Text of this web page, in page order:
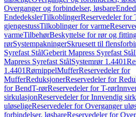
Overganger og forbindelser, løsbare
EndedekslerTilkoblingerReservedeler for
gjengestussTilkoblinger for varme
varmeTilbehørBeskyttelse for rør og
rørSystempakningerSkruesett til
Syrefast StålGeberit Mapress Syrefast Stål
Mapress Syrefast StålSystemrør 1.4401
1.4401RørnippelMufferReservedeler for
MufferReduksjonerReservedeler for
for BendT-rørReservedeler for T-rør
sirkulasjonReservedeler for Innvendig
uløseligeReservedeler for Overganger
forbindelser, løsbareReservedeler for